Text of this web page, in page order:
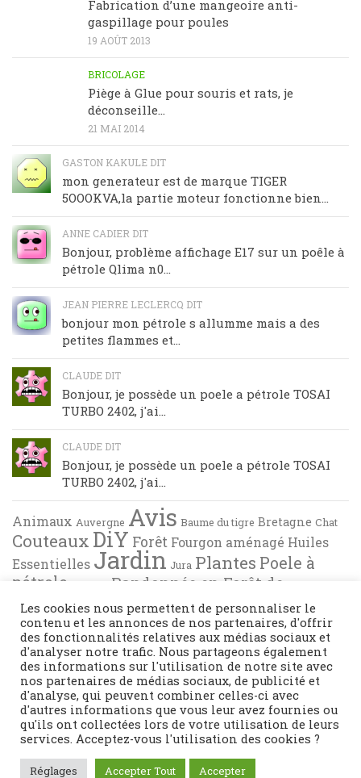
Fabrication d’une mangeoire anti-
gaspillage pour poules
19 AOÛT 2013
BRICOLAGE
Piège à Glue pour souris et rats, je
déconseille…
21 MAI 2014
GASTON KAKULE DIT
mon generateur est de marque TIGER
5OOOKVA,la partie moteur fonctionne bien...
ANNE CADIER DIT
Bonjour, problème affichage E17 sur un poêle à
pétrole Qlima n0...
JEAN PIERRE LECLERCQ DIT
bonjour mon pétrole s allumme mais a des
petites flammes et...
CLAUDE DIT
Bonjour, je possède un poele a pétrole TOSAI
TURBO 2402, j'ai...
CLAUDE DIT
Bonjour, je possède un poele a pétrole TOSAI
TURBO 2402, j'ai...
Animaux Auvergne Avis Baume du tigre Bretagne Chat
Couteaux DiY Forêt Fourgon aménagé Huiles
Essentielles Jardin Jura Plantes Poele à
pétrole
Randonnée en Forêt de
Brocéliande Recette de cuisine Tests
Fièrement propulsé par - Conçu parThème Hueman
Les cookies nous permettent de personnaliser le
contenu et les annonces de nos partenaires, d'offrir
des fonctionnalités relatives aux médias sociaux et
d'analyser notre trafic. Nous partageons également
des informations sur l'utilisation de notre site avec
nos partenaires de médias sociaux, de publicité et
d'analyse, qui peuvent combiner celles-ci avec
d'autres informations que vous leur avez fournies ou
qu'ils ont collectées lors de votre utilisation de leurs
services. Acceptez-vous l'utilisation des cookies ?
Réglages Accepter Tout Accepter